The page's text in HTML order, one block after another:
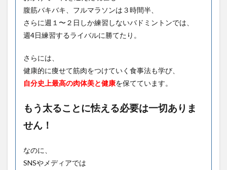
腹筋バキバキ、フルマラソンは３時間半、
さらに週１〜２日しか練習しないバドミントンでは、
週4日練習するライバルに勝てたり。
さらには、
健康的に痩せて筋肉をつけていく食事法も学び、
自分史上最高の肉体美と健康を保てています。
もう太ることに怯える必要は一切ありま
せん！
なのに、
SNSやメディアでは